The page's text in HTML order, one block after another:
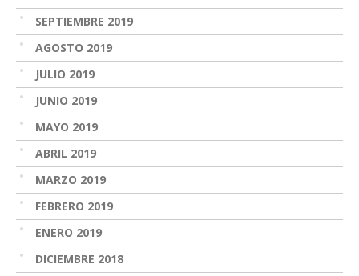
SEPTIEMBRE 2019
AGOSTO 2019
JULIO 2019
JUNIO 2019
MAYO 2019
ABRIL 2019
MARZO 2019
FEBRERO 2019
ENERO 2019
DICIEMBRE 2018